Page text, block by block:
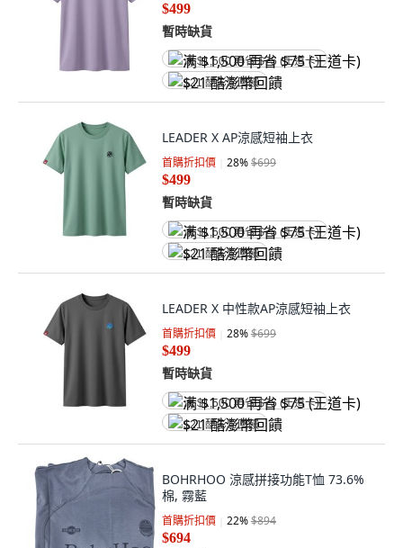
$499
暫時缺貨
满 $1,500 再省 $75 (王道卡)
$21 酷澎幣回饋
LEADER X AP涼感短袖上衣
首購折扣價 28%$699
$499
暫時缺貨
满 $1,500 再省 $75 (王道卡)
$21 酷澎幣回饋
LEADER X 中性款AP涼感短袖上衣
首購折扣價 28%$699
$499
暫時缺貨
满 $1,500 再省 $75 (王道卡)
$21 酷澎幣回饋
BOHRHOO 涼感拼接功能T恤 73.6%
棉, 霧藍
首購折扣價 22%$894
$694